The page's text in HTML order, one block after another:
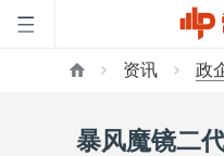
资讯 政
暴风魔镜二